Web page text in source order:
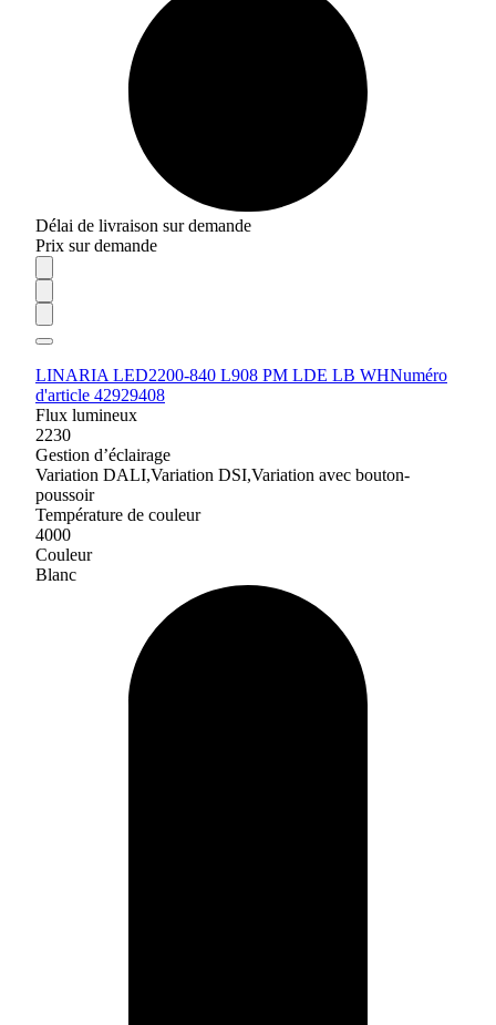
Délai de livraison sur demande
Prix sur demande
LINARIA LED2200-840 L908 PM LDE LB WHNuméro
d'article 42929408
Flux lumineux
2230
Gestion d’éclairage
Variation DALI,Variation DSI,Variation avec bouton-
poussoir
Température de couleur
4000
Couleur
Blanc